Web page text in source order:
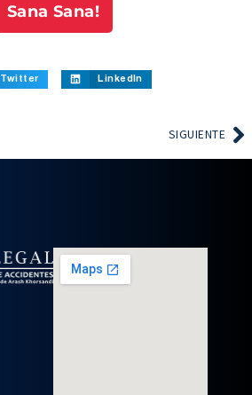
Sana Sana!
Twitter LinkedIn
SIGUIENTE